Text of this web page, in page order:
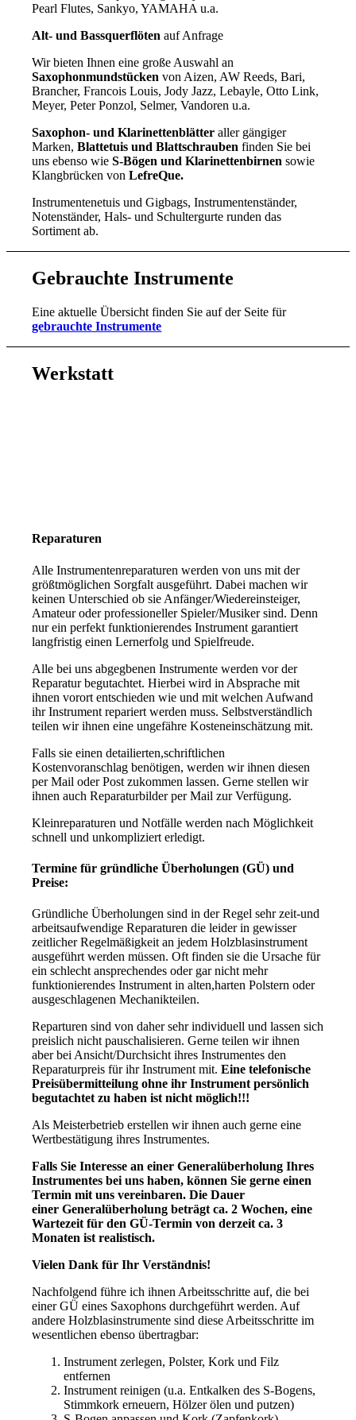
Pearl Flutes, Sankyo, YAMAHA u.a.
Alt- und Bassquerflöten auf Anfrage
Wir bieten Ihnen eine große Auswahl an
Saxophonmundstücken von Aizen, AW Reeds, Bari,
Brancher, Francois Louis, Jody Jazz, Lebayle, Otto Link,
Meyer, Peter Ponzol, Selmer, Vandoren u.a.
Saxophon- und Klarinettenblätter aller gängiger
Marken,Blattetuis und Blattschrauben finden Sie bei
uns ebenso wieS-Bögen und Klarinettenbirnen sowie
Klangbrücken von LefreQue.
Instrumentenetuis und Gigbags, Instrumentenständer,
Notenständer, Hals- und Schultergurte runden das
Sortiment ab.
Gebrauchte Instrumente
Eine aktuelle Übersicht finden Sie auf der Seite für
gebrauchte Instrumente
Werkstatt
Reparaturen
Alle Instrumentenreparaturen werden von uns mit der
größtmöglichen Sorgfalt ausgeführt. Dabei machen wir
keinen Unterschied ob sie Anfänger/Wiedereinsteiger,
Amateur oder professioneller Spieler/Musiker sind. Denn
nur ein perfekt funktionierendes Instrument garantiert
langfristig einen Lernerfolg und Spielfreude.
Alle bei uns abgegbenen Instrumente werden vor der
Reparatur begutachtet. Hierbei wird in Absprache mit
ihnen vorort entschieden wie und mit welchen Aufwand
ihr Instrument repariert werden muss. Selbstverständlich
teilen wir ihnen eine ungefähre Kosteneinschätzung mit.
Falls sie einen detailierten,schriftlichen
Kostenvoranschlag benötigen, werden wir ihnen diesen
per Mail oder Post zukommen lassen. Gerne stellen wir
ihnen auch Reparaturbilder per Mail zur Verfügung.
Kleinreparaturen und Notfälle werden nach Möglichkeit
schnell und unkompliziert erledigt.
Termine für gründliche Überholungen (GÜ) und
Preise:
Gründliche Überholungen sind in der Regel sehr zeit-und
arbeitsaufwendige Reparaturen die leider in gewisser
zeitlicher Regelmäßigkeit an jedem Holzblasinstrument
ausgeführt werden müssen. Oft finden sie die Ursache für
ein schlecht ansprechendes oder gar nicht mehr
funktionierendes Instrument in alten,harten Polstern oder
ausgeschlagenen Mechanikteilen.
Reparturen sind von daher sehr individuell und lassen sich
preislich nicht pauschalisieren. Gerne teilen wir ihnen
aber bei Ansicht/Durchsicht ihres Instrumentes den
Reparaturpreis für ihr Instrument mit.Eine telefonische
Preisübermitteilung ohne ihr Instrument persönlich
begutachtet zu haben ist nicht möglich!!!
Als Meisterbetrieb erstellen wir ihnen auch gerne eine
Wertbestätigung ihres Instrumentes.
Falls Sie Interesse an einer Generalüberholung Ihres
Instrumentes bei uns haben, können Sie gerne einen
Termin mit uns vereinbaren. Die Dauer
einer Generalüberholung beträgt ca. 2 Wochen, eine
Wartezeit für den GÜ-Termin von derzeit ca. 3
Monaten ist realistisch.
Vielen Dank für Ihr Verständnis!
Nachfolgend führe ich ihnen Arbeitsschritte auf, die bei
einer GÜ eines Saxophons durchgeführt werden. Auf
andere Holzblasinstrumente sind diese Arbeitsschritte im
wesentlichen ebenso übertragbar:
Instrument zerlegen, Polster, Kork und Filz
entfernen
Instrument reinigen (u.a. Entkalken des S-Bogens,
Stimmkork erneuern, Hölzer ölen und putzen)